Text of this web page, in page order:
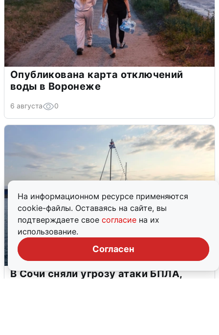
На информационном ресурсе применяются
cookie-файлы. Оставаясь на сайте, вы
подтверждаете свое согласие на их
использование.
Согласен
Опубликована карта отключений
воды в Воронеже
6 августа 0
В Сочи сняли угрозу атаки БПЛА,